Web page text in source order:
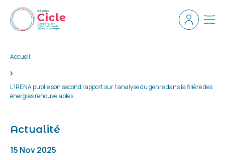
Aller au contenu principal
Espace
Accueil
L’IRENA publie son second rapport sur l’analyse du genre dans la filière des
énergies renouvelables
Actualité
15 Nov 2025